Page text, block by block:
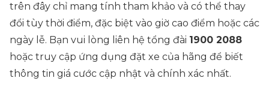
trên đây chỉ mang tính tham khảo và có thể thay
đổi tùy thời điểm, đặc biệt vào giờ cao điểm hoặc các
ngày lễ. Bạn vui lòng liên hệ tổng đài 1900 2088
hoặc truy cập ứng dụng đặt xe của hãng để biết
thông tin giá cước cập nhật và chính xác nhất.